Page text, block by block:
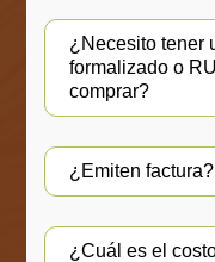
¿Necesito tener
formalizado o
comprar?
¿Emiten factura?
¿Cuál es el